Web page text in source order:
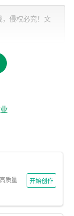
智能推荐不仅提
了销售额和客
如音乐、灯光
，为品牌形象注
AI技术打造一
为顾客提供迎
侵权必究！文
质量
开始创作